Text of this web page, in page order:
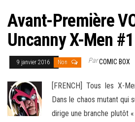
Avant-Première
Uncanny X-Men #1
9 janvier 2016 Non ParCOMIC BOX
[FRENCH] Tous les X-
Dans le chaos mutant qui
dirige une branche plutôt